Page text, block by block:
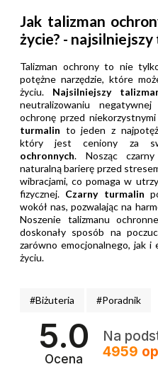
Jak talizman
życie? -
Talizman ochrony to nie
potężne narzędzie, które
życiu. Najsilniejszy
neutralizowaniu
ochronę przed
turmalin to jeden z
który jest ceniony za
ochronnych. Nosząc
naturalną barierę przed
wibracjami, co pomaga w
fizycznej. Czarny turmalin
wokół nas, pozwalając na
Noszenie talizmanu
doskonały sposób na
zarówno emocjonalnego, jak i
życiu.
#Biżuteria #Poradnik
5.0
Ocena
Na
4959